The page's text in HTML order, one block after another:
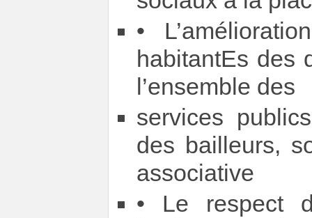
•
habitantEs des
l’ensemble des
services
des bailleurs,
associative
• Le respect